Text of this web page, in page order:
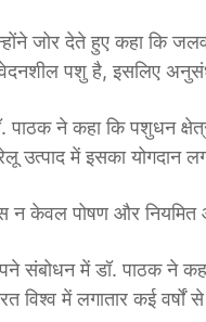
जोर देते हुए कहा कि
पशु है, इसलिए
पाठक ने कहा कि पशुधन
उत्पाद में इसका योगदान
न केवल पोषण और नियमित
संबोधन में डॉ. पाठक ने
विश्व में लगातार कई